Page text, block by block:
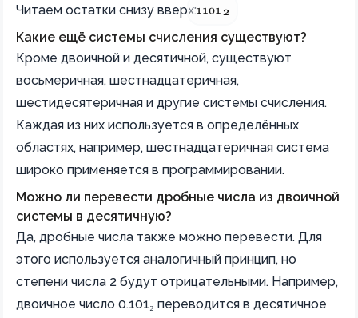
Читаем остатки снизу вверх:1101₂
1101 2
Какие ещё системы счисления существуют?
Кроме двоичной и десятичной, существуют
восьмеричная, шестнадцатеричная,
шестидесятеричная и другие системы счисления.
Каждая из них используется в определённых
областях, например, шестнадцатеричная система
широко применяется в программировании.
Можно ли перевести дробные числа из двоичной
системы в десятичную?
Да, дробные числа также можно перевести. Для
этого используется аналогичный принцип, но
степени числа 2 будут отрицательными. Например,
двоичное число 0.101₂ переводится в десятичное